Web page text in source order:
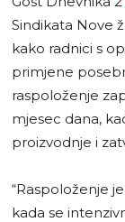
Sindikata Nove
kako radnici s
primjene
raspoloženje
mjesec dana,
proizvodnje i
“Raspoloženje
kada se